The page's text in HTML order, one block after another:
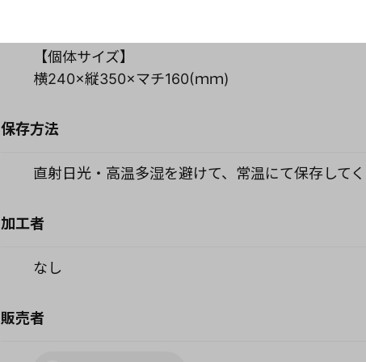
【個体サイズ】
横240×縦350×マチ160(ｍｍ)
保存方法
直射日光・高温多湿を避けて、常温にて保存して
加工者
なし
販売者